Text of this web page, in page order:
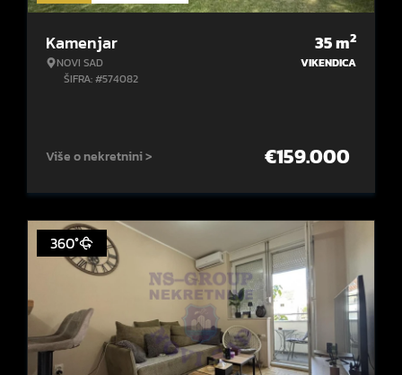
Kamenjar
NOVI SAD
ŠIFRA: #574082
35m2
VIKENDICA
Više o nekretnini > €159.000
360°